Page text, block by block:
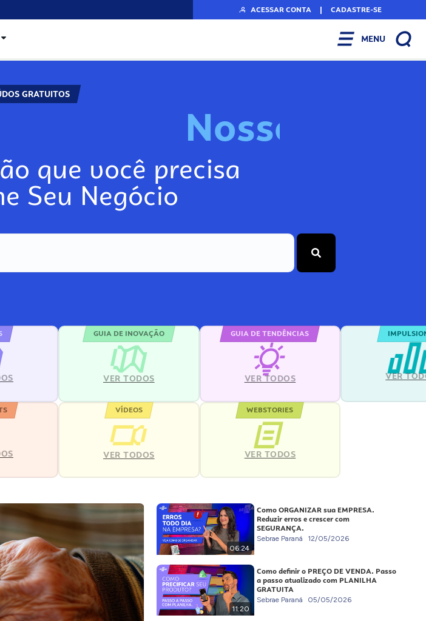
ACESSAR CONTA | CADASTRE-SE
MENU
GRATUITOS
Nosso
que você precisa
Seu Negócio
GUIA DE INOVAÇÃO
VER TODOS
GUIA DE TENDÊNCIAS
VER TODOS VER
VÍDEOS
VER TODOS
WEBSTORIES
VER TODOS
06:24
Como ORGANIZAR sua EMPRESA.
Reduzir erros e crescer com
SEGURANÇA.
Sebrae Paraná 12/05/2026
11:20
Como definir o PREÇO DE VENDA. Passo
a passo atualizado com PLANILHA
GRATUITA
Sebrae Paraná 05/05/2026